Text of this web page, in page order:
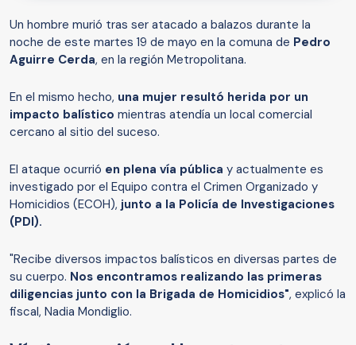
Un hombre murió tras ser atacado a balazos durante la
noche de este martes 19 de mayo en la comuna de Pedro
Aguirre Cerda, en la región Metropolitana.
En el mismo hecho, una mujer resultó herida por un
impacto balístico mientras atendía un local comercial
cercano al sitio del suceso.
El ataque ocurrió en plena vía pública y actualmente es
investigado por el Equipo contra el Crimen Organizado y
Homicidios (ECOH), junto a la Policía de Investigaciones
(PDI).
"Recibe diversos impactos balísticos en diversas partes de
su cuerpo. Nos encontramos realizando las primeras
diligencias junto con la Brigada de Homicidios", explicó la
fiscal, Nadia Mondiglio.